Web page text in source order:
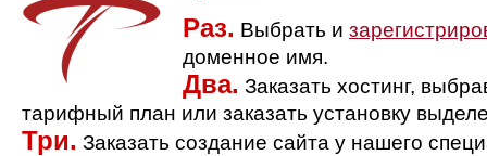
Раз. Выбрать и
доменное имя.
Два. Заказать хостинг,
тарифный план или заказать установку
Три. Заказать создание сайта у нашего